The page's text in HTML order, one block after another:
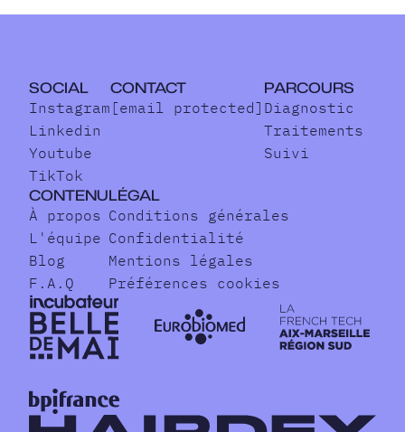
SOCIAL
Instagram
Linkedin
Youtube
TikTok
CONTACT
[email protected]
PARCOURS
Diagnostic
Traitements
Suivi
CONTENU
À propos
L'équipe
Blog
F.A.Q
LÉGAL
Conditions générales
Confidentialité
Mentions légales
Préférences cookies